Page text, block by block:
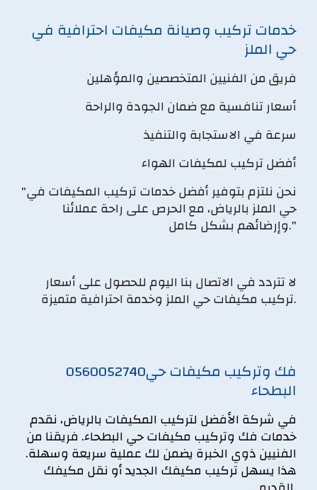
خدمات تركيب وصيانة مكيفات احترافية في
حي الملز
فريق من الفنيين المتخصصين والمؤهلين
أسعار تنافسية مع ضمان الجودة والراحة
سرعة في الاستجابة والتنفيذ
أفضل تركيب لمكيفات الهواء
"نحن نلتزم بتوفير أفضل خدمات تركيب المكيفات في
حي الملز بالرياض، مع الحرص على راحة عملائنا
وإرضائهم بشكل كامل."
لا تتردد في الاتصال بنا اليوم للحصول على أسعار
تركيب مكيفات حي الملز وخدمة احترافية متميزة.
0560052740فك وتركيب مكيفات حي
البطحاء
في شركة الأفضل لتركيب المكيفات بالرياض، نقدم
خدماتفك وتركيب مكيفات حي البطحاء. فريقنا من
الفنيين ذوي الخبرة يضمن لك عملية سريعة وسهلة.
هذا يسهل تركيب مكيفك الجديد أو نقل مكيفك